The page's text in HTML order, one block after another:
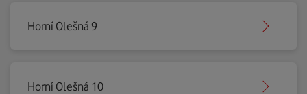
Horní Olešná 9
Horní Olešná 10